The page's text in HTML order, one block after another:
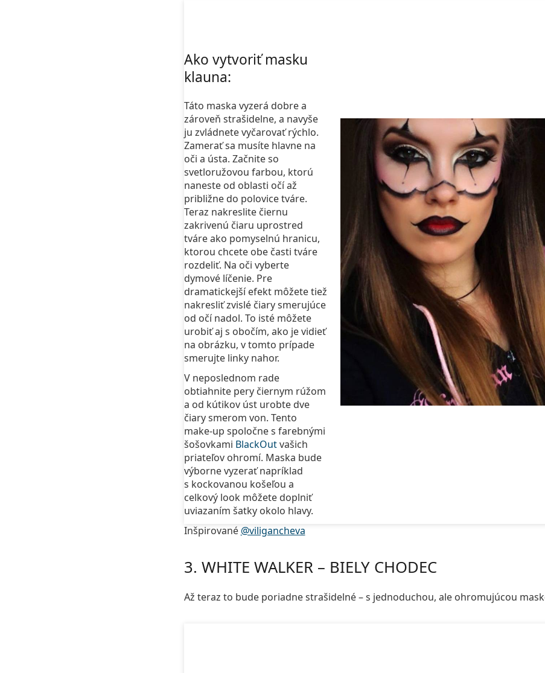
Ako vytvoriť masku
klauna:
Táto maska vyzerá dobre a
zároveň strašidelne, a navyše
ju zvládnete vyčarovať rýchlo.
Zamerať sa musíte hlavne na
oči a ústa. Začnite so
svetloružovou farbou, ktorú
naneste od oblasti očí až
približne do polovice tváre.
Teraz nakreslite čiernu
zakrivenú čiaru uprostred
tváre ako pomyselnú hranicu,
ktorou chcete obe časti tváre
rozdeliť. Na oči vyberte
dymové líčenie. Pre
dramatickejší efekt môžete tiež
nakresliť zvislé čiary smerujúce
od očí nadol. To isté môžete
urobiť aj s obočím, ako je vidieť
na obrázku, v tomto prípade
smerujte linky nahor.
V neposlednom rade
obtiahnite pery čiernym rúžom
a od kútikov úst urobte dve
čiary smerom von. Tento
make-up spoločne s farebnými
šošovkami BlackOutvašich
priateľov ohromí. Maska bude
výborne vyzerať napríklad
s kockovanou košeľou a
celkový look môžete doplniť
uviazaním šatky okolo hlavy.
Inšpirované @viligancheva
3. WHITE WALKER – BIELY CHODEC
Až teraz to bude poriadne strašidelné – s jednoduchou, ale ohromujúcou